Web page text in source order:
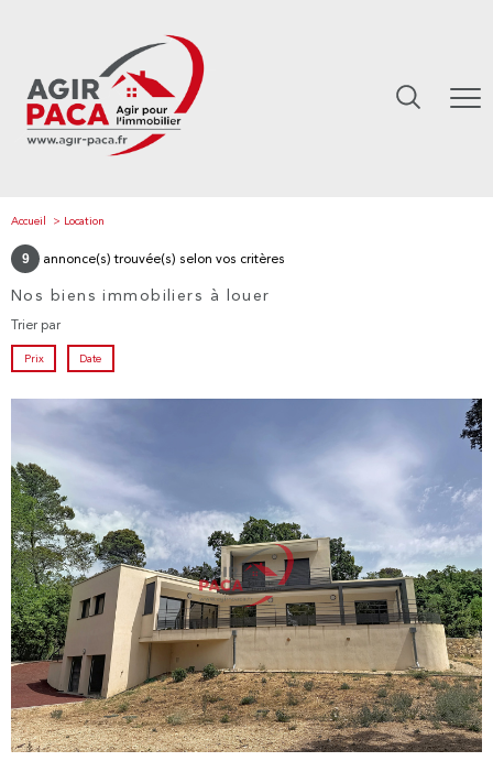
Accueil Location
9 annonce(s) trouvée(s) selon vos critères
Nos biens immobiliers à louer
Trier par
Prix Date